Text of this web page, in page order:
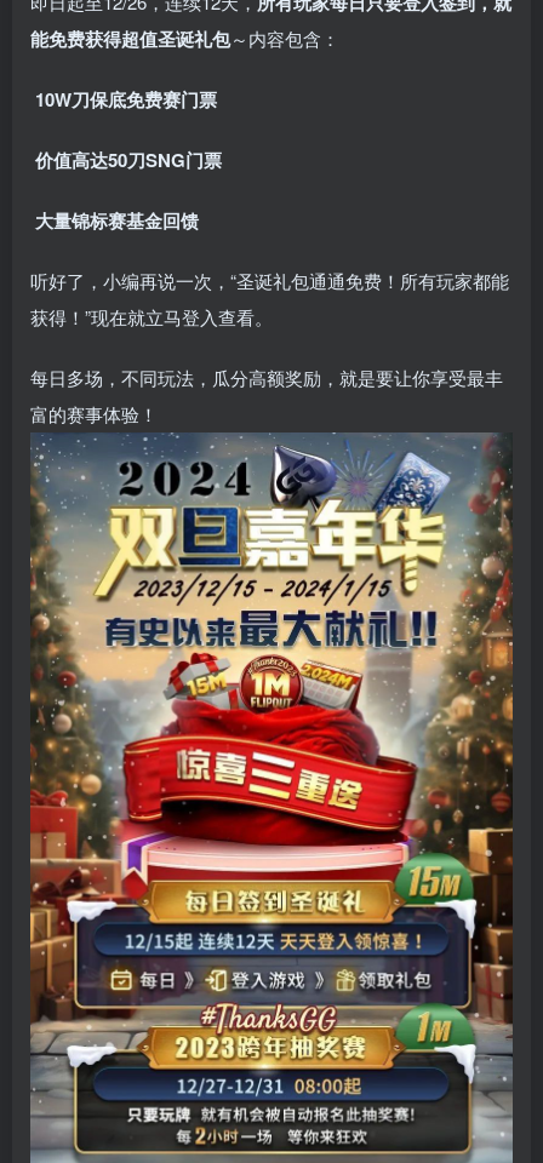
能免费获得超值圣诞礼包～内容包含：
10W刀保底免费赛门票
价值高达50刀SNG门票
大量锦标赛基金回馈
听好了，小编再说一次，“圣诞礼包通通免费！所有玩家都能
获得！”现在就立马登入查看。
每日多场，不同玩法，瓜分高额奖励，就是要让你享受最丰
富的赛事体验！